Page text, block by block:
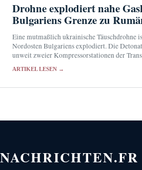
Drohne explodiert nahe
Bulgariens Grenze zu
Eine mutmaßlich ukrainische Täuschdrohne
Nordosten Bulgariens explodiert. Die
unweit zweier Kompressorstationen der
ARTIKEL LESEN →
NACHRICHTEN.FR